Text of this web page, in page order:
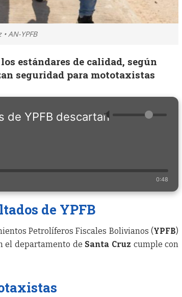
AN-YPFB
estándares de calidad, según
seguridad para mototaxistas
de YPFB descartan
🔈
0:48
de YPFB
Petrolíferos Fiscales Bolivianos (YPFB)
el departamento de Santa Cruz cumple con